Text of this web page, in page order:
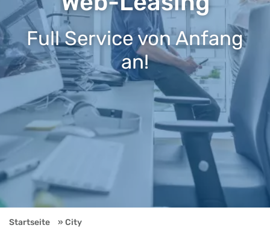
Full Service von Anfang
an!
Startseite City